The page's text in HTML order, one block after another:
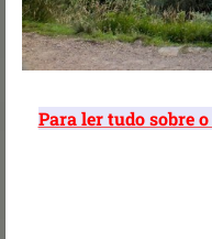
Para ler tudo sobre o